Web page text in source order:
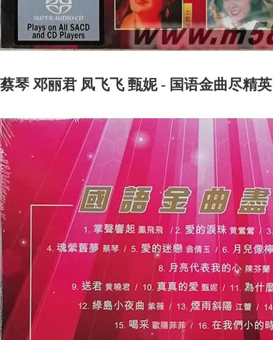
蔡琴 邓丽君 凤飞飞 甄妮 - 国语金曲尽精